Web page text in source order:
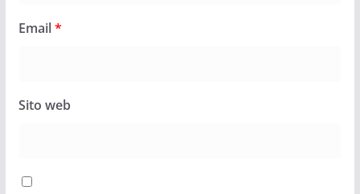
Email*
Sito web